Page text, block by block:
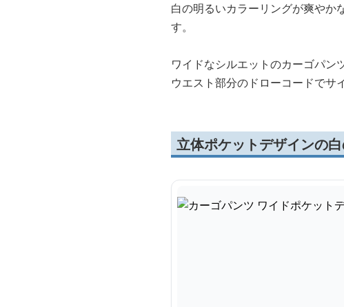
白の明るいカラーリングが爽やか
す。
ワイドなシルエットのカーゴパン
ウエスト部分のドローコードでサ
立体ポケットデザインの